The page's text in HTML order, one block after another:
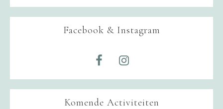
Facebook & Instagram
Komende Activiteiten